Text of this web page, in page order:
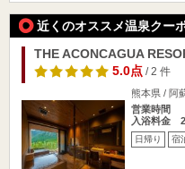
近くのオススメ温泉クー
THE ACONCAGUA
5.0点/ 2 件
熊本県 / 阿
営業時間
入浴料金
日帰り 宿